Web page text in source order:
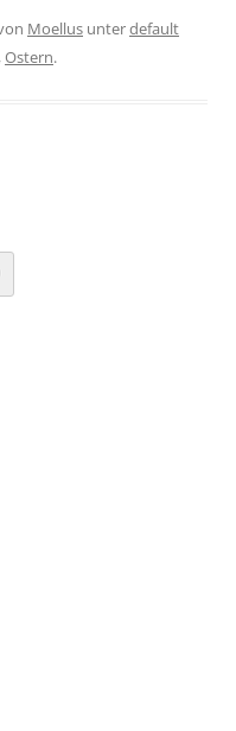
Moellus unterdefault
,Ostern.